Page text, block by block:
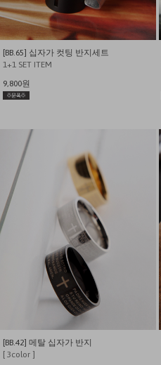
[BB.65] 십자가 컷팅 반지세트
1+1 SET ITEM
9,800원
[BB.42] 메탈 십자가 반지
[ 3color ]